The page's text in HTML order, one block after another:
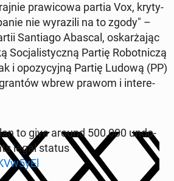
pra­wi­co­wa partia Vox, kry­ty­
nie wy­ra­zi­li na to zgody" –
San­tia­go Abascal, oskar­ża­jąc
So­cja­li­stycz­ną Partię Ro­bot­ni­czą
i opo­zy­cyj­ną Partię Ludową (PP)
wbrew prawom i in­te­re­
to give around 500,000 un­do­
legal status